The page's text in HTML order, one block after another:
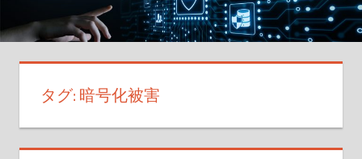
タグ:暗号化被害